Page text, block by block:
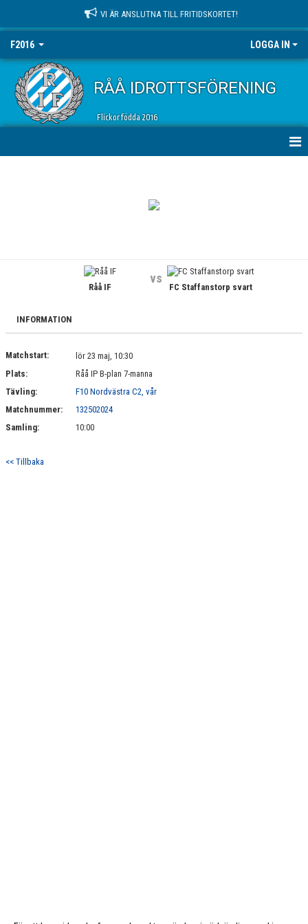
VI ÄR ANSLUTNA TILL FRITIDSKORTET!
F2016 LOGGA IN
RÅÅ IDROTTSFÖRENING
Flickor födda 2016
BILDGALLERI
KONTAKT
Råå IF
vs
FC Staffanstorp svart
INFORMATION
Matchstart:
lör 23 maj, 10:30
Plats:
Råå IP B-plan 7-manna
Tävling:
F10 Nordvästra C2, vår
Matchnummer:
132502024
Samling:
10:00
<< Tillbaka